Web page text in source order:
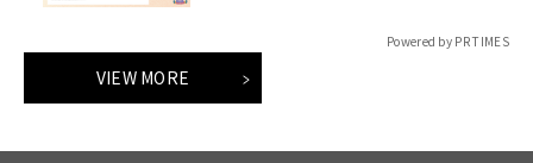
Powered by PR TIMES
VIEW MORE